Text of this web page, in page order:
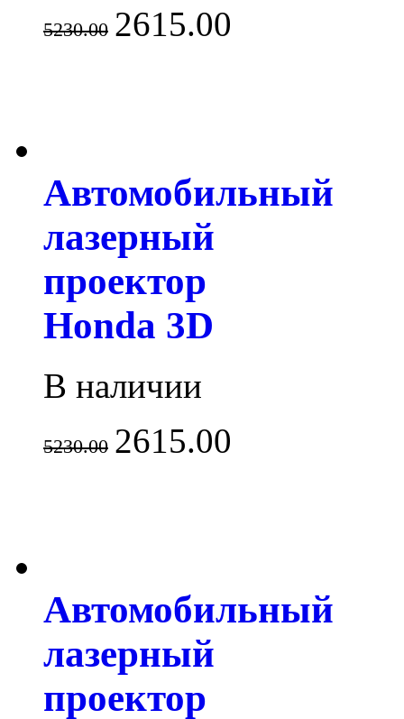
5230.00 2615.00
Автомобильный
лазерный
проектор
Honda 3D
В наличии
5230.00 2615.00
Автомобильный
лазерный
проектор